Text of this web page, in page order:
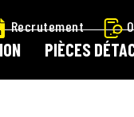
Recrutement
PIÈCES